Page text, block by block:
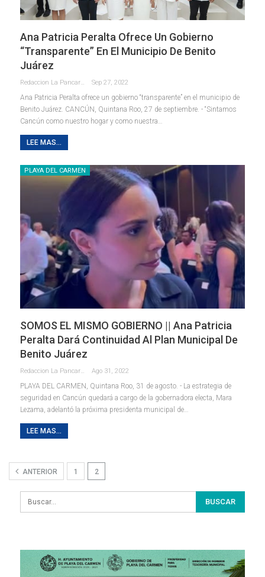
Ana Patricia Peralta Ofrece Un Gobierno
“transparente” En El Municipio De Benito
Juárez
Redaccion La Pancarta De Quintana Roo Sep 27, 2022
Ana Patricia Peralta ofrece un gobierno “transparente” en el municipio de
Benito Juárez. CANCÚN, Quintana Roo, 27 de septiembre. - “Sintamos
Cancún como nuestro hogar y como nuestra
LEE MAS...
PLAYA DEL CARMEN
SOMOS EL MISMO GOBIERNO || Ana Patricia
Peralta Dará Continuidad Al Plan Municipal De
Benito Juárez
Redaccion La Pancarta De Quintana Roo Ago 31, 2022
PLAYA DEL CARMEN, Quintana Roo, 31 de agosto. - La estrategia de
seguridad en Cancún quedará a cargo de la gobernadora electa, Mara
Lezama, adelantó la próxima presidenta municipal de…
LEE MAS...
ANTERIOR 1 2